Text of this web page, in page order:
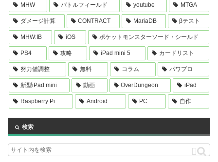
MHW バトルフィールド youtube MTGA
ダメージ計算 CONTRACT MariaDB βテスト
MHW:IB iOS ポケットモンスターソード・シールド
PS4 攻略 iPad mini 5 カードリスト
努力値調整 無料 コラム パワプロ
新型iPad mini 動画 OverDungeon iPad
Raspberry Pi Android PC 自作
検索